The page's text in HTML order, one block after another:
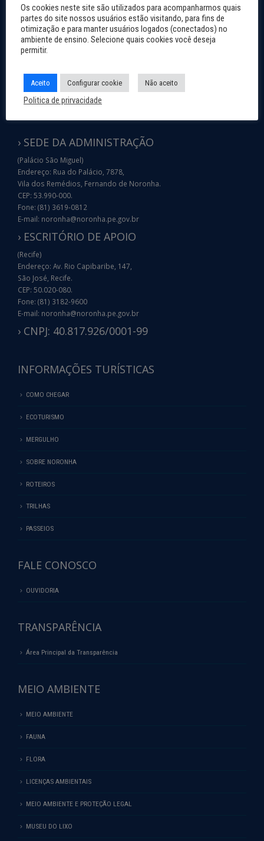
› SEDE DA ADMINISTRAÇÃO
(Palácio São Miguel)
Endereço: Rua do Palácio, 7878,
Vila dos Remédios, Fernando de Noronha.
CEP: 53.990-000.
Fone: (81) 3619-0812
E-mail: noronha@noronha.pe.gov.br
› ESCRITÓRIO DE APOIO
(Recife)
Endereço: Av. Rio Capibaribe, 147,
São José, Recife.
CEP: 50.020-080.
Fone: (81) 3182-9600
E-mail: noronha@noronha.pe.gov.br
› CNPJ: 40.817.926/0001-99
INFORMAÇÕES TURÍSTICAS
COMO CHEGAR
ECOTURISMO
MERGULHO
SOBRE NORONHA
ROTEIROS
TRILHAS
PASSEIOS
FALE CONOSCO
OUVIDORIA
TRANSPARÊNCIA
Área Principal da Transparência
MEIO AMBIENTE
MEIO AMBIENTE
FAUNA
FLORA
LICENÇAS AMBIENTAIS
MEIO AMBIENTE E PROTEÇÃO LEGAL
MUSEU DO LIXO
Os cookies neste site são utilizados para acompanharmos quais
partes do site nossos usuários estão visitando, para fins de
otimização e para manter usuários logados (conectados) no
ambiente de ensino. Selecione quais cookies você deseja
permitir.
Aceito Configurar cookie Não aceito
Politica de prirvacidade